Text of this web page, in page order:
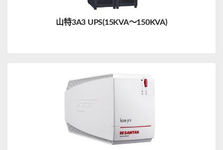
山特3A3 UPS(15KVA～150KVA)